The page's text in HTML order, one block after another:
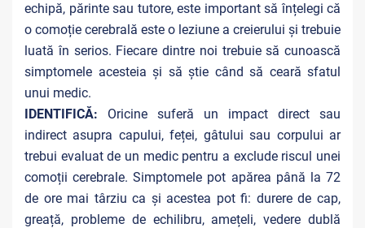
echipă, părinte sau tutore, este important să înțelegi că
o comoție cerebrală este o leziune a creierului și trebuie
luată în serios. Fiecare dintre noi trebuie să cunoască
simptomele acesteia și să știe când să ceară sfatul
unui medic.
IDENTIFICĂ: Oricine suferă un impact direct sau
indirect asupra capului, feței, gâtului sau corpului ar
trebui evaluat de un medic pentru a exclude riscul unei
comoții cerebrale. Simptomele pot apărea până la 72
de ore mai târziu ca și acestea pot fi: durere de cap,
greață, probleme de echilibru, amețeli, vedere dublă